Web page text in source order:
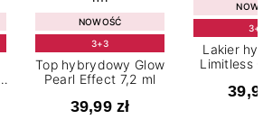
NOWOŚĆ
3+3
Top hybrydowy Glow
Pearl Effect 7,2 ml
39,99 zł
Lakier
Limitless